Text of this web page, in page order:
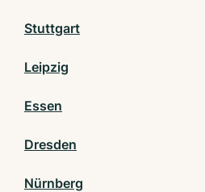
Stuttgart
Leipzig
Essen
Dresden
Nürnberg